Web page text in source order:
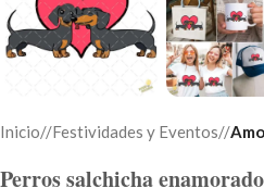
Inicio/ Festividades y Eventos/
Perros salchicha